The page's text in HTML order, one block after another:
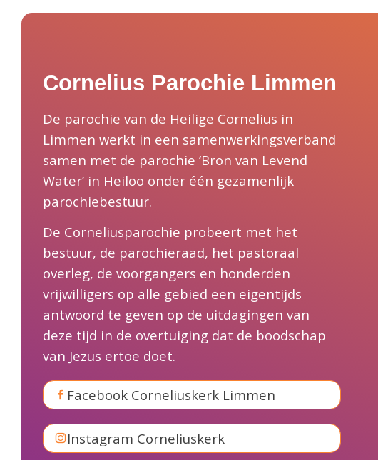
Cornelius Parochie Limmen
De parochie van de Heilige Cornelius in
Limmen werkt in een samenwerkingsverband
samen met de parochie ‘Bron van Levend
Water’ in Heiloo onder één gezamenlijk
parochiebestuur.
De Corneliusparochie probeert met het
bestuur, de parochieraad, het pastoraal
overleg, de voorgangers en honderden
vrijwilligers op alle gebied een eigentijds
antwoord te geven op de uitdagingen van
deze tijd in de overtuiging dat de boodschap
van Jezus ertoe doet.
Facebook Corneliuskerk Limmen
Instagram Corneliuskerk